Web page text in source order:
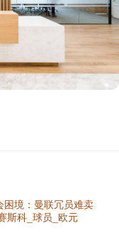
境：曼联冗员难卖
斯科_球员_欧元